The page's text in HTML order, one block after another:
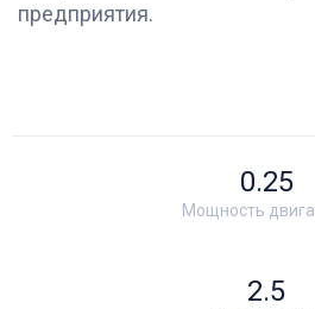
предприятия.
Мощность
0.25
2.5